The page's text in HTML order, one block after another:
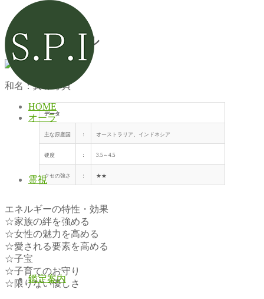
HOME
オーラ
霊視
鑑定案内
マザーオブパール
和名：真珠母貝
データ
主な原産国 ： オーストラリア、インドネシア
硬度 ： 3.5～4.5
クセの強さ ： ★★
エネルギーの特性・効果
☆家族の絆を強める
☆女性の魅力を高める
☆愛される要素を高める
☆子宝
☆子育てのお守り
☆限りない優しさ